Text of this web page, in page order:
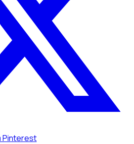
Pinterest